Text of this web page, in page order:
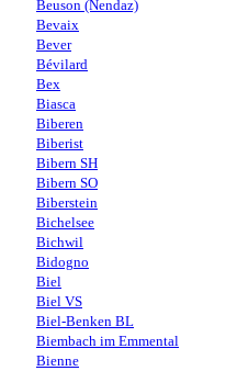
Beuson (Nendaz)
Bevaix
Bever
Bévilard
Bex
Biasca
Biberen
Biberist
Bibern SH
Bibern SO
Biberstein
Bichelsee
Bichwil
Bidogno
Biel
Biel VS
Biel-Benken BL
Biembach im Emmental
Bienne